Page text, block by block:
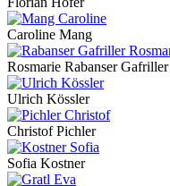
Caroline Mang
Rosmarie Rabanser Gafriller
Ulrich Kössler
Christof Pichler
Sofia Kostner